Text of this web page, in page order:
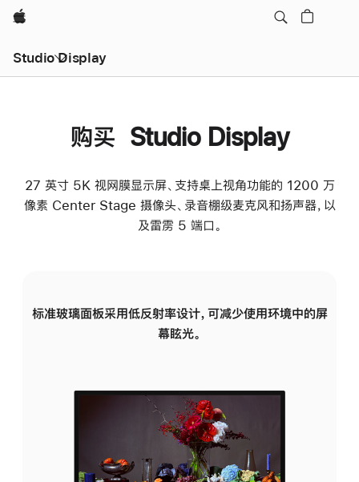
Apple
Studio Display
购买 Studio Display
27 英寸 5K 视网膜显示屏、支持桌上视角功能的 1200 万
像素 Center Stage 摄像头、录音棚级麦克风和扬声器，以
及雷雳 5 端口。
标准玻璃面板采用低反射率设计，可减少使用环境中的屏
幕眩光。